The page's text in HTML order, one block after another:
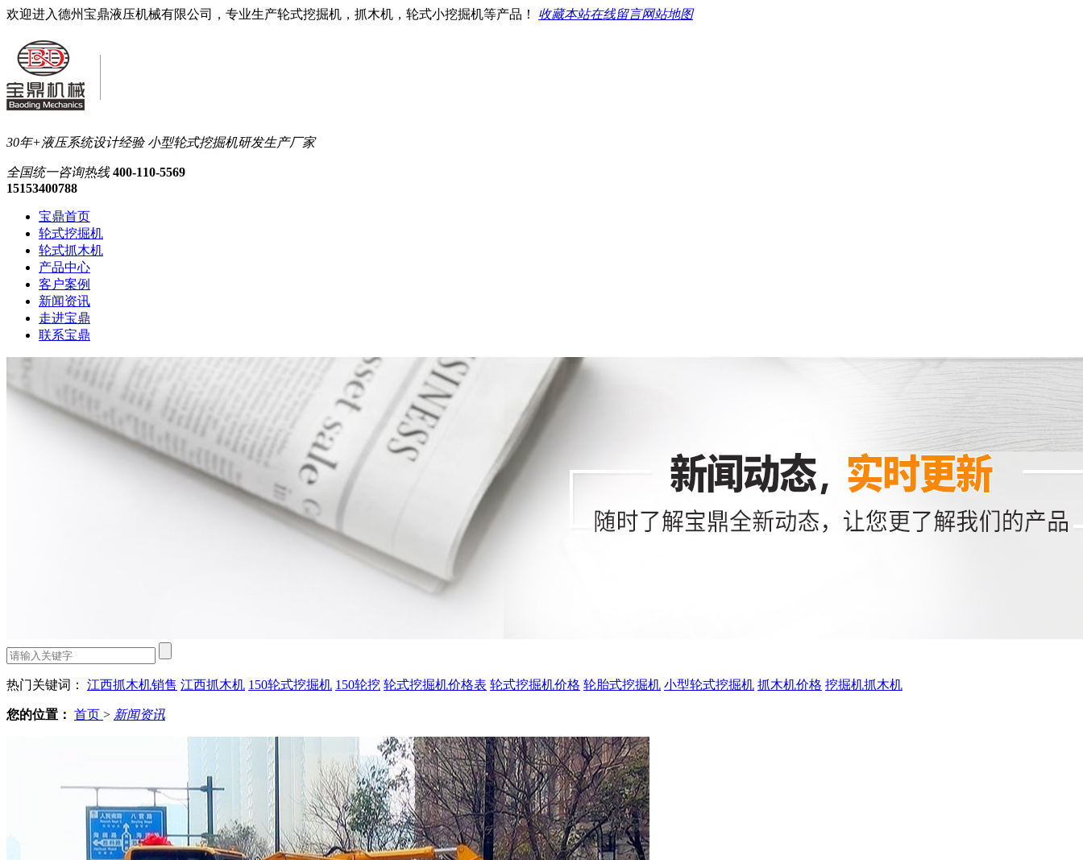
欢迎进入德州宝鼎液压机械有限公司，专业生产轮式挖掘机，抓木机，轮式小挖掘机等产品！ 收藏本站在线留言网站地图
30年+液压系统设计经验 小型轮式挖掘机研发生产厂家
全国统一咨询热线 400-110-5569
15153400788
宝鼎首页
轮式挖掘机
轮式抓木机
产品中心
客户案例
新闻资讯
走进宝鼎
联系宝鼎
热门关键词： 江西抓木机销售 江西抓木机 150轮式挖掘机 150轮挖 轮式挖掘机价格表 轮式挖掘机价格 轮胎式挖掘机 小型轮式挖掘机 抓木机价格 挖掘机抓木机
您的位置： 首页 > 新闻资讯